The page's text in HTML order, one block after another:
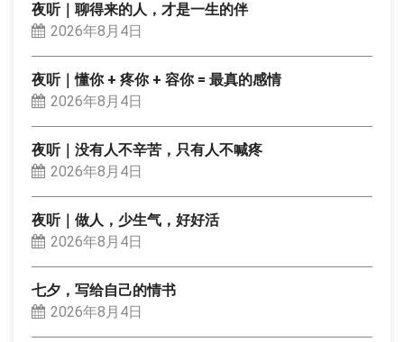
夜听｜聊得来的人，才是一生的伴
2026年8月4日
夜听｜懂你 + 疼你 + 容你 = 最真的感情
2026年8月4日
夜听｜没有人不辛苦，只有人不喊疼
2026年8月4日
夜听｜做人，少生气，好好活
2026年8月4日
七夕，写给自己的情书
2026年8月4日